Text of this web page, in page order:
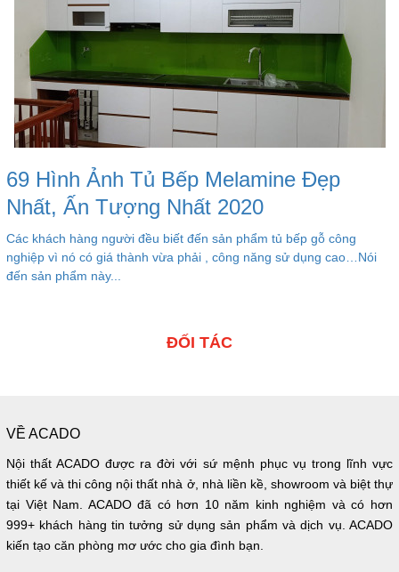
69 Hình Ảnh Tủ Bếp Melamine Đẹp
Nhất, Ấn Tượng Nhất 2020
Các khách hàng người đều biết đến sản phẩm tủ bếp gỗ công
nghiệp vì nó có giá thành vừa phải , công năng sử dụng cao…Nói
đến sản phẩm này...
ĐỐI TÁC
VỀ ACADO
Nội thất ACADO được ra đời với sứ mệnh phục vụ trong lĩnh vực
thiết kế và thi công nội thất nhà ở, nhà liền kề, showroom và biệt thự
tại Việt Nam. ACADO đã có hơn 10 năm kinh nghiệm và có hơn
999+ khách hàng tin tưởng sử dụng sản phẩm và dịch vụ. ACADO
kiến tạo căn phòng mơ ước cho gia đình bạn.